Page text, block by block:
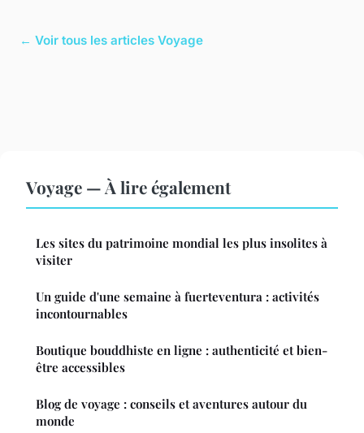
← Voir tous les articles Voyage
Voyage — À lire également
Les sites du patrimoine mondial les plus insolites à
visiter
Un guide d'une semaine à fuerteventura : activités
incontournables
Boutique bouddhiste en ligne : authenticité et bien-
être accessibles
Blog de voyage : conseils et aventures autour du
monde